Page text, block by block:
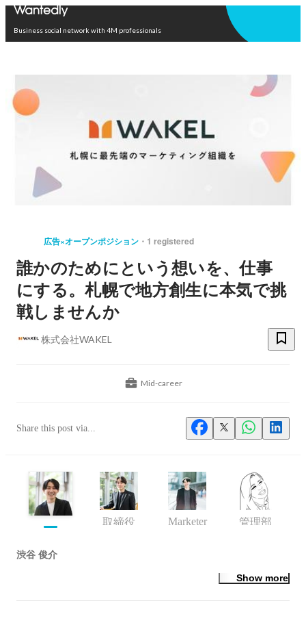
Business social network with 4M professionals
広告×オープンポジション 1 registered
誰かのためにという想いを、仕事
にする。札幌で地方創生に本気で挑
戦しませんか
株式会社WAKEL
Mid-career
Share this post via...
取締役 Marketer 管理部
渋谷 俊介
Show more